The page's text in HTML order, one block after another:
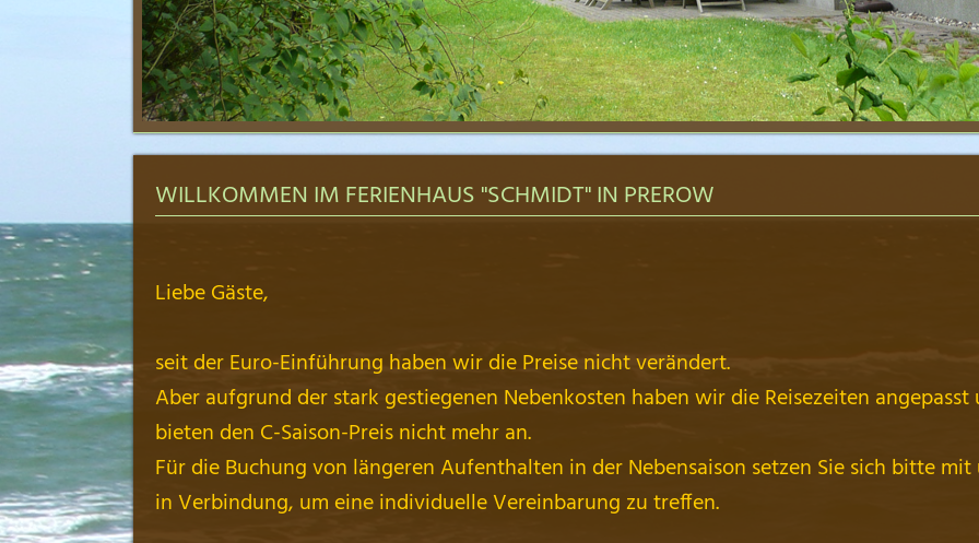
WILLKOMMEN IM FERIENHAUS "SCHMIDT" IN PREROW
Liebe Gäste,
seit der Euro-Einführung haben wir die Preise nicht verändert.
Aber aufgrund der stark gestiegenen Nebenkosten haben wir die Reisezeiten angepasst
bieten den C-Saison-Preis nicht mehr an.
Für die Buchung von längeren Aufenthalten in der Nebensaison setzen Sie sich bitte mit
in Verbindung, um eine individuelle Vereinbarung zu treffen.